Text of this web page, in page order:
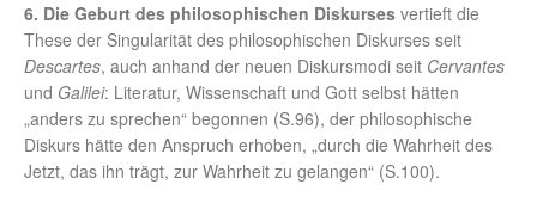
6. Die Geburt des philosophischen Diskurses vertieft die
These der Singularität des philosophischen Diskurses seit
Descartes, auch anhand der neuen Diskursmodi seit Cervantes
und Galilei: Literatur, Wissenschaft und Gott selbst hätten
„anders zu sprechen“ begonnen (S.96), der philosophische
Diskurs hätte den Anspruch erhoben, „durch die Wahrheit des
Jetzt, das ihn trägt, zur Wahrheit zu gelangen“ (S.100).